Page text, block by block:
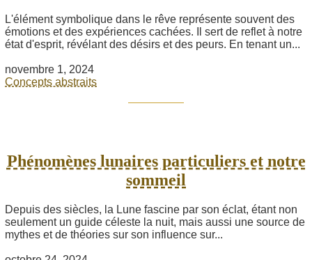
L'élément symbolique dans le rêve représente souvent des
émotions et des expériences cachées. Il sert de reflet à notre
état d'esprit, révélant des désirs et des peurs. En tenant un...
novembre 1, 2024
Concepts abstraits
Phénomènes lunaires particuliers et notre
sommeil
Depuis des siècles, la Lune fascine par son éclat, étant non
seulement un guide céleste la nuit, mais aussi une source de
mythes et de théories sur son influence sur...